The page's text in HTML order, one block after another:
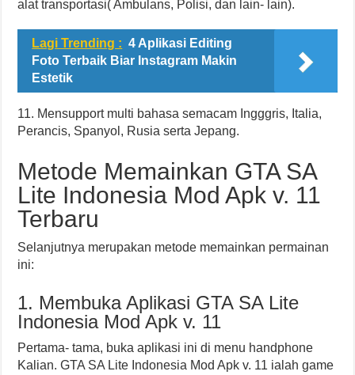
alat transportasi( Ambulans, Polisi, dan lain- lain).
Lagi Trending : 4 Aplikasi Editing
Foto Terbaik Biar Instagram Makin
Estetik
11. Mensupport multi bahasa semacam Ingggris, Italia,
Perancis, Spanyol, Rusia serta Jepang.
Metode Memainkan GTA SA
Lite Indonesia Mod Apk v. 11
Terbaru
Selanjutnya merupakan metode memainkan permainan
ini:
1. Membuka Aplikasi GTA SA Lite
Indonesia Mod Apk v. 11
Pertama- tama, buka aplikasi ini di menu handphone
Kalian. GTA SA Lite Indonesia Mod Apk v. 11 ialah game